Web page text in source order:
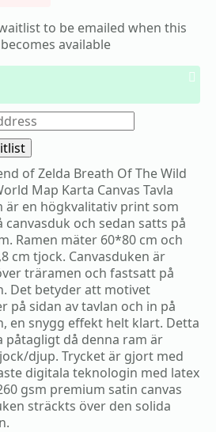
to be emailed when this
available
of Zelda Breath Of The Wild
Map Karta Canvas Tavla
är en högkvalitativ print som
canvasduk och sedan satts på
Ramen mäter 60*80 cm och
cm tjock. Canvasduken är
träramen och fastsatt på
Det betyder att motivet
på sidan av tavlan och in på
en snygg effekt helt klart. Detta
påtagligt då denna ram är
djup. Trycket är gjort med
digitala teknologin med latex
gsm premium satin canvas
sträckts över den solida